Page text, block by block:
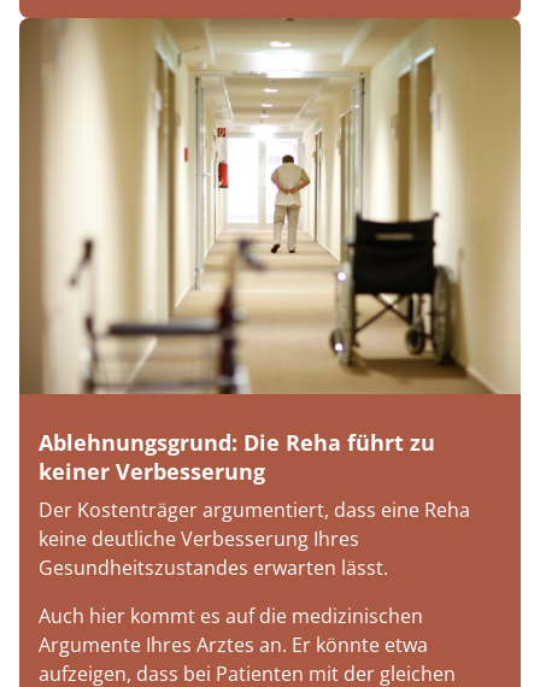
Ablehnungsgrund: Die Reha führt zu
keiner Verbesserung
Der Kostenträger argumentiert, dass eine Reha
keine deutliche Verbesserung Ihres
Gesundheitszustandes erwarten lässt.
Auch hier kommt es auf die medizinischen
Argumente Ihres Arztes an. Er könnte etwa
aufzeigen, dass bei Patienten mit der gleichen